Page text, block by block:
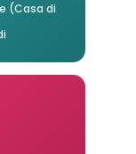
(Casa di